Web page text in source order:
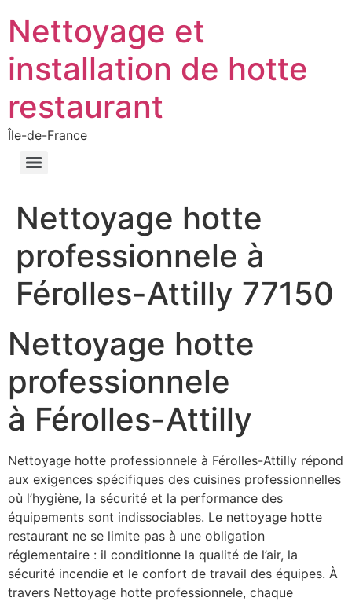
Nettoyage et
installation de hotte
restaurant
Île-de-France
Nettoyage hotte
professionnele à
Férolles-Attilly 77150
Nettoyage hotte
professionnele
à Férolles-Attilly
Nettoyage hotte professionnele à Férolles-Attilly répond
aux exigences spécifiques des cuisines professionnelles
où l’hygiène, la sécurité et la performance des
équipements sont indissociables. Le nettoyage hotte
restaurant ne se limite pas à une obligation
réglementaire : il conditionne la qualité de l’air, la
sécurité incendie et le confort de travail des équipes. À
travers Nettoyage hotte professionnele, chaque